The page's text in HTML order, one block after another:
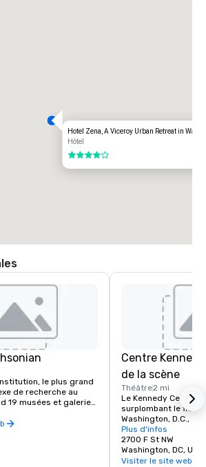
Hotel Zena, A Viceroy Urban Retreat in
Hôtel
4 sur 5
le plus grand
de recherche au
19 musées et galeries
national.
Centre
de la scène
Théâtre2 mi
Le Kennedy Center,
surplombant le
Washington, D.C.,
du président
ainsi que le centre
fréquenté du pays.
tournées du
Plus d'infos
2700 F St NW
Washington, DC, US
Visiter le site web